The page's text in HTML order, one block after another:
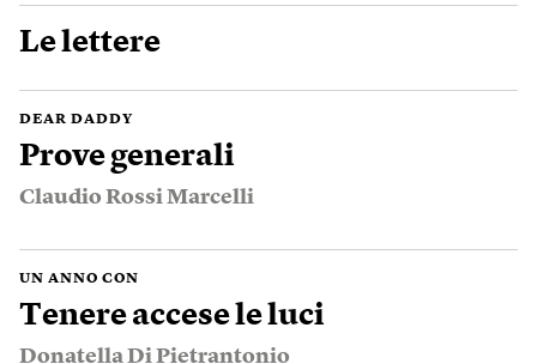
Le lettere
DEAR DADDY
Prove generali
Claudio Rossi Marcelli
UN ANNO CON
Tenere accese le luci
Donatella Di Pietrantonio